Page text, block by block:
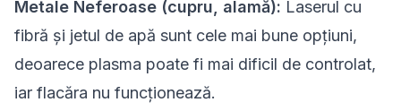
Metale Neferoase (cupru, alamă): Laserul cu
fibră și jetul de apă sunt cele mai bune opțiuni,
deoarece plasma poate fi mai dificil de controlat,
iar flacăra nu funcționează.